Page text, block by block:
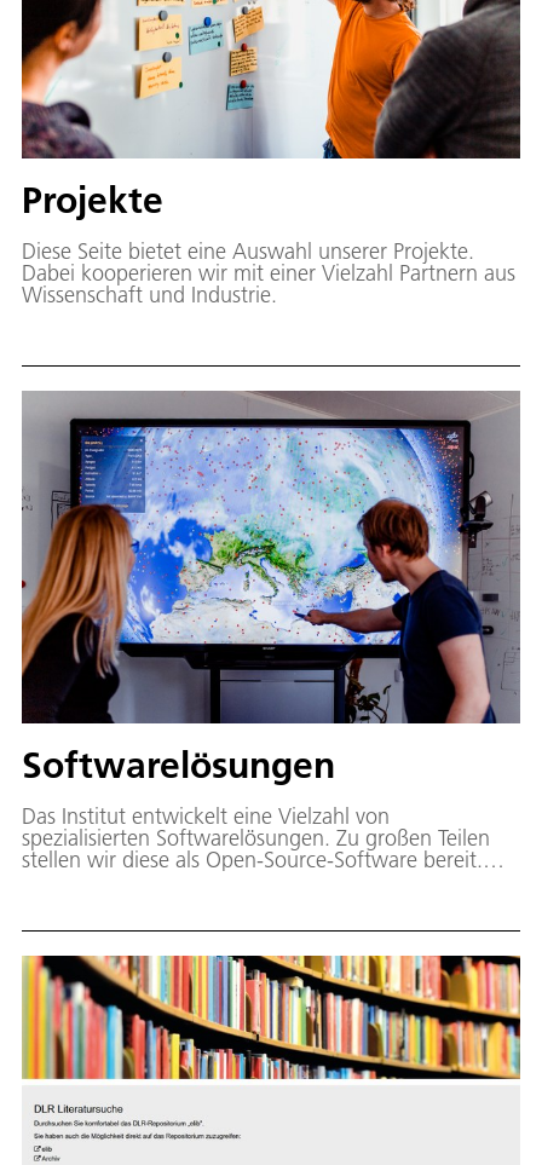
Projekte
Diese Seite bietet eine Auswahl unserer Projekte.
Dabei kooperieren wir mit einer Vielzahl Partnern aus
Wissenschaft und Industrie.
Softwarelösungen
Das Institut entwickelt eine Vielzahl von
spezialisierten Softwarelösungen. Zu großen Teilen
stellen wir diese als Open-Source-Software bereit.